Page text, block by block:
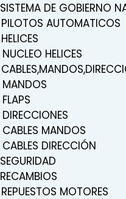
SISTEMA DE GOBIERNO
PILOTOS AUTOMATICOS
HELICES
NUCLEO HELICES
MANDOS
FLAPS
DIRECCIONES
CABLES MANDOS
CABLES DIRECCIÓN
SEGURIDAD
RECAMBIOS
REPUESTOS MOTORES